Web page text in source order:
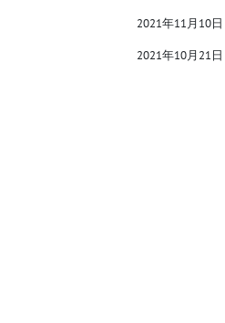
2021年11月10日
2021年10月21日